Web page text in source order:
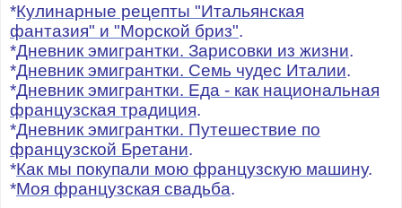
*Кулинарные рецепты "Итальянская
фантазия" и "Морской бриз".
*Дневник эмигрантки. Зарисовки из жизни.
*Дневник эмигрантки. Семь чудес Италии.
*Дневник эмигрантки. Еда - как национальная
французская традиция.
*Дневник эмигрантки. Путешествие по
французской Бретани.
*Как мы покупали мою французскую машину.
*Моя французская свадьба.